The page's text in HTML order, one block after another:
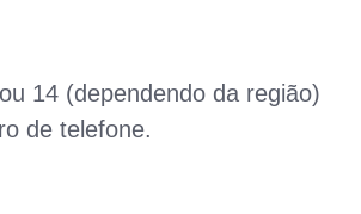
14 (dependendo da região)
de telefone.